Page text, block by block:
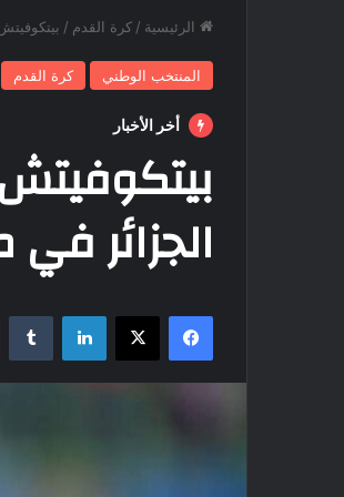
الرئيسية / كرة القدم /
المنتخب الوطني كرة القدم
أخر الأخبار
الجزائر في
فيسبوك ‫X لينكدإن